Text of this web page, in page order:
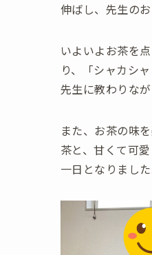
伸ばし、先生の
いよいよお茶を
り、「シャカシ
先生に教わりな
また、お茶の味
茶と、甘くて可
一日となりました